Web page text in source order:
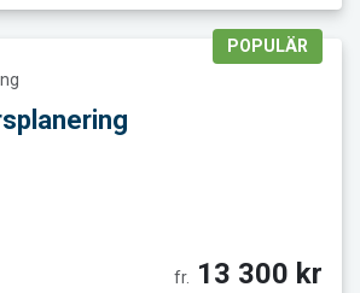
POPULÄR
fr. 13 300 kr